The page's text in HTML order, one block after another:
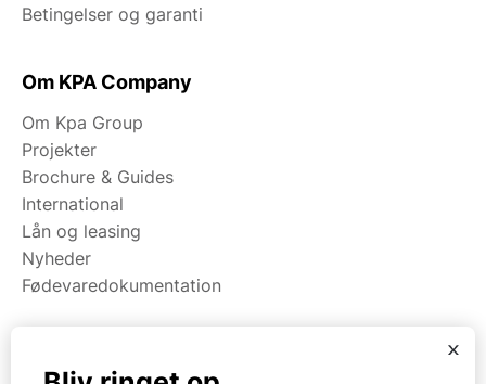
Betingelser og garanti
Om KPA Company
Om Kpa Group
Projekter
Brochure & Guides
International
Lån og leasing
Nyheder
Fødevaredokumentation
x